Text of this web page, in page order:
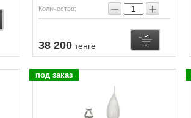
Количество: − +
38 200тенге
под заказ